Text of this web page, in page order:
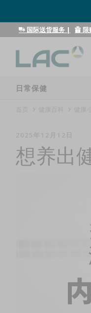
国际送货服务 | 限
日常保健
想养出